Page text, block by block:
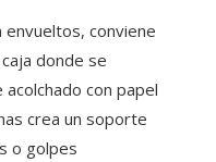
conviene
donde se
con papel
crea un soporte
o golpes